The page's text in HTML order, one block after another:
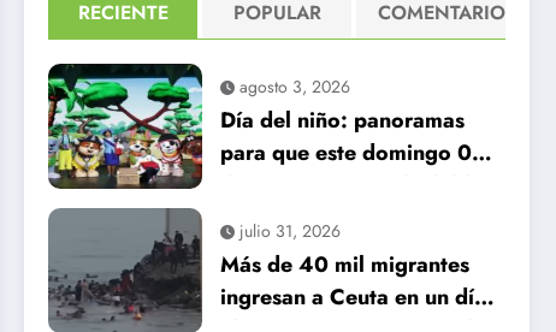
RECIENTE POPULAR COMENTARIO
agosto 3, 2026
Día del niño: panoramas
para que este domingo 09
julio 31, 2026
Más de 40 mil migrantes
ingresan a Ceuta en un día: